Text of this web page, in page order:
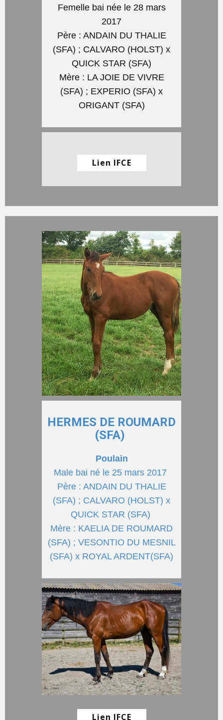
Femelle bai née le 28 mars
2017
Père : ANDAIN DU THALIE
(SFA) ; CALVARO (HOLST) x
QUICK STAR (SFA)
Mère : LA JOIE DE VIVRE
(SFA) ; EXPERIO (SFA) x
ORIGANT (SFA)
Lien IFCE
HERMES DE ROUMARD
(SFA)
Poulain
Male bai né le 25 mars 2017
Père : ANDAIN DU THALIE
(SFA) ; CALVARO (HOLST) x
QUICK STAR (SFA)
Mère : KAELIA DE ROUMARD
(SFA) ; VESONTIO DU MESNIL
(SFA) x ROYAL ARDENT(SFA)
Lien IFCE